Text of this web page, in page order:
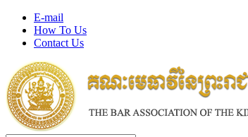
E-mail
How To Us
Contact Us